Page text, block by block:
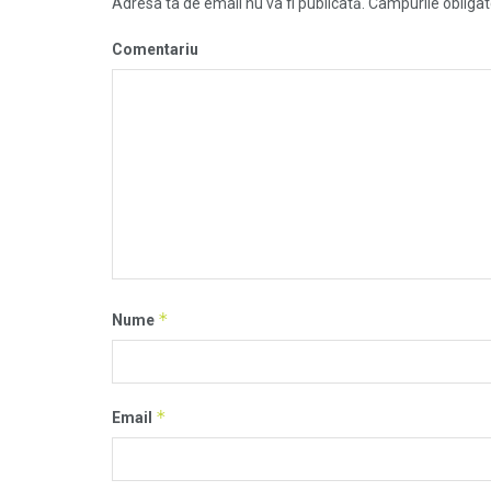
Adresa ta de email nu va fi publicată. Câmpurile
Comentariu
Nume *
Email *